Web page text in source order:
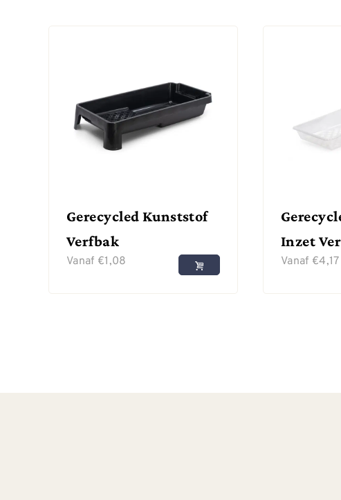
Gerecycled Kunststof
Verfbak
Vanaf €1,08
Inzet
Vanaf €4,17